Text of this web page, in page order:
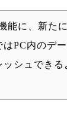
能に、新た
PC内のデ
シュでき